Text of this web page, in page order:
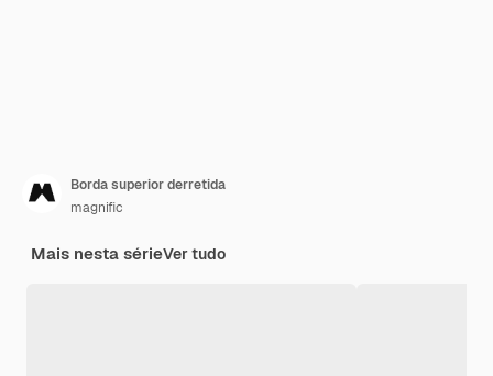
Borda superior derretida
magnific
Mais nesta sérieVer tudo